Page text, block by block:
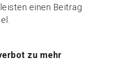
einen Beitrag
zu mehr